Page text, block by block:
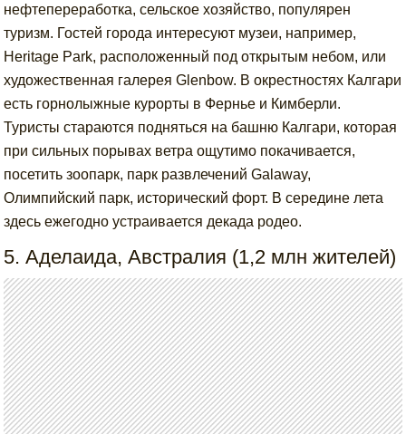
нефтепереработка, сельское хозяйство, популярен
туризм. Гостей города интересуют музеи, например,
Heritage Park, расположенный под открытым небом, или
художественная галерея Glenbow. В окрестностях Калгари
есть горнолыжные курорты в Фернье и Кимберли.
Туристы стараются подняться на башню Калгари, которая
при сильных порывах ветра ощутимо покачивается,
посетить зоопарк, парк развлечений Galaway,
Олимпийский парк, исторический форт. В середине лета
здесь ежегодно устраивается декада родео.
5. Аделаида, Австралия (1,2 млн жителей)